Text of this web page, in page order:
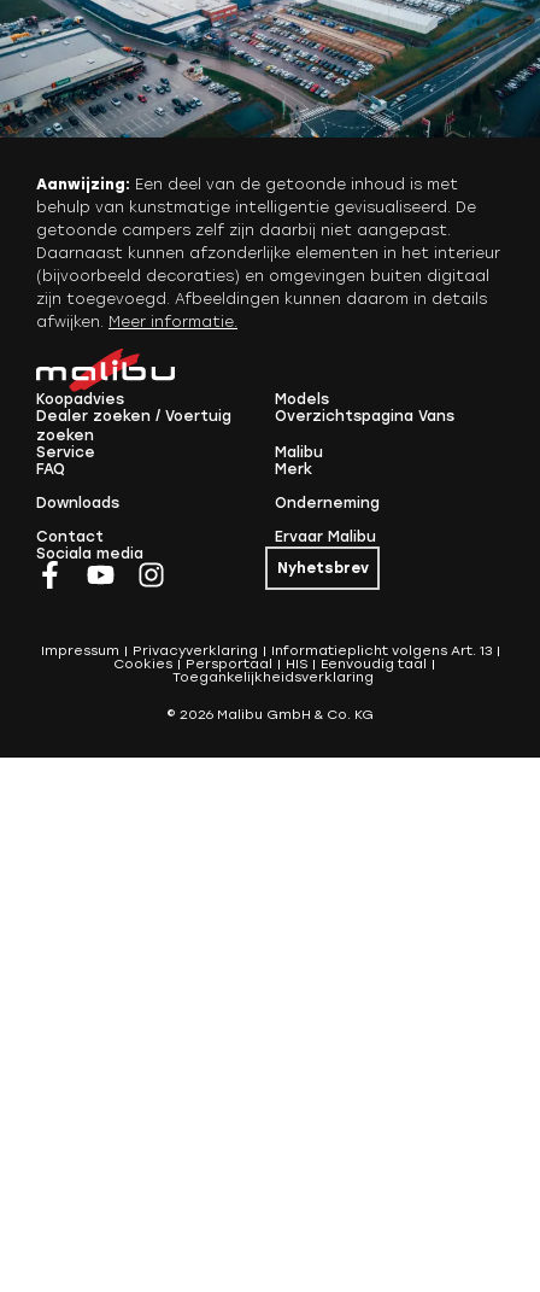
Aanwijzing: Een deel van de getoonde inhoud is met
behulp van kunstmatige intelligentie gevisualiseerd. De
getoonde campers zelf zijn daarbij niet aangepast.
Daarnaast kunnen afzonderlijke elementen in het interieur
(bijvoorbeeld decoraties) en omgevingen buiten digitaal
zijn toegevoegd. Afbeeldingen kunnen daarom in details
afwijken. Meer informatie
Koopadvies
Dealer zoeken / Voertuig
zoeken
Models
Overzichtspagina Vans
Service
FAQ
Downloads
Contact
Malibu
Merk
Onderneming
Ervaar Malibu
Sociala media
Nyhetsbrev
Impressum Privacyverklaring
Informatieplicht volgens Art. 13
Cookies
Persportaal HIS
Eenvoudig taal
Toegankelijkheidsverklaring
© 2026 Malibu GmbH & Co. KG